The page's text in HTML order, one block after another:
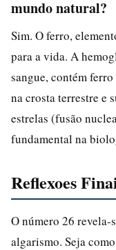
mundo natural?
Sim. O ferro,
para a vida. A
sangue, contém
na crosta terrestre e
estrelas (fusão
fundamental na
Reflexoes
O número 26 revela-
algarismo. Seja